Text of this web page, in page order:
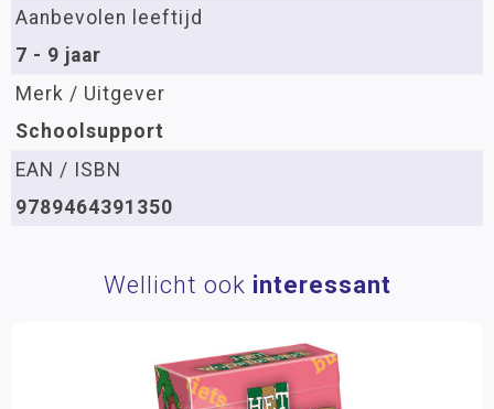
Aanbevolen leeftijd
7 - 9 jaar
Merk / Uitgever
Schoolsupport
EAN / ISBN
9789464391350
Wellicht ook interessant